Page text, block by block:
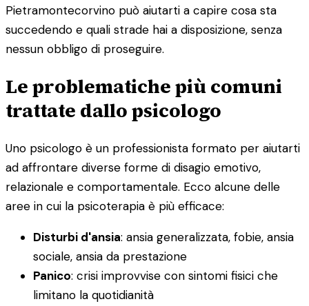
Pietramontecorvino può aiutarti a capire cosa sta
succedendo e quali strade hai a disposizione, senza
nessun obbligo di proseguire.
Le problematiche più comuni
trattate dallo psicologo
Uno psicologo è un professionista formato per aiutarti
ad affrontare diverse forme di disagio emotivo,
relazionale e comportamentale. Ecco alcune delle
aree in cui la psicoterapia è più efficace:
Disturbi d'ansia: ansia generalizzata, fobie, ansia
sociale, ansia da prestazione
Panico: crisi improvvise con sintomi fisici che
limitano la quotidianità